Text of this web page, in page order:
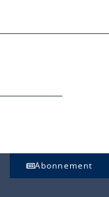
Abonnement